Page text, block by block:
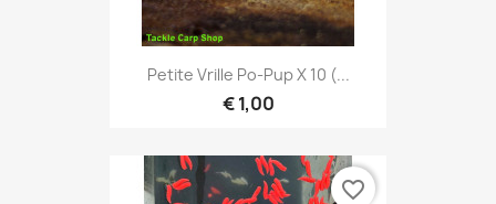
Petite Vrille Po-Pup X 10 (...
€ 1,00
favorite_border